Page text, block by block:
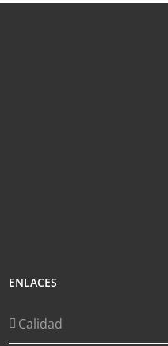
ENLACES
Calidad